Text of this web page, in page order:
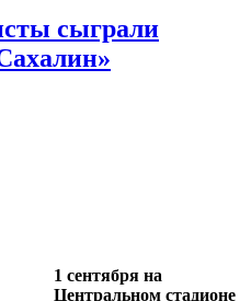
сыграли
1 сентября на
Центральном стадионе